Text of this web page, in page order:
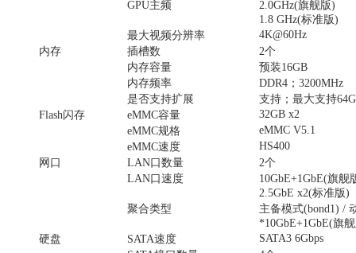
GPU主频
2.0GHz(旗舰版)
1.8 GHz(标准版)
最大视频分辨率
4K@60Hz
内存
插槽数
2个
内存容量
预装16GB
内存频率
DDR4；3200MHz
是否支持扩展
支持；最大支持
Flash闪存
eMMC容量
32GB x2
eMMC规格
eMMC V5.1
eMMC速度
HS400
网口
LAN口数量
2个
LAN口速度
10GbE+1GbE(旗舰
2.5GbE x2(标准版)
聚合类型
主备模式(bond1) /
*10GbE+1GbE(旗
硬盘
SATA速度
SATA3 6Gbps